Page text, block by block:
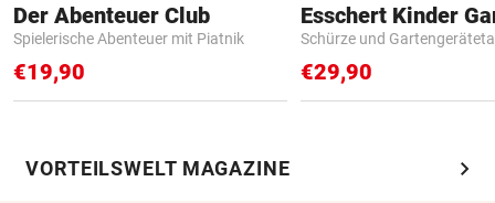
Der Abenteuer Club
Spielerische Abenteuer mit Piatnik
€19,90
Schürze und
€29,90
VORTEILSWELT MAGAZINE chevron_right